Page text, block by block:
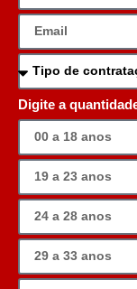
Digite a